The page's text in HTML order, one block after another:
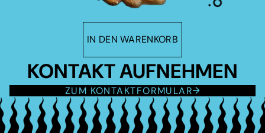
IN DEN WARENKORB
KONTAKT AUFNEHMEN
ZUM KONTAKTFORMULAR